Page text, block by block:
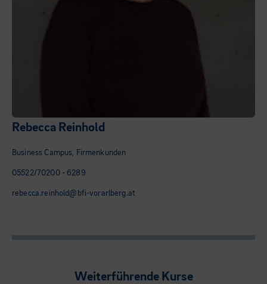
Rebecca Reinhold
Business Campus, Firmenkunden
05522/70200 - 6289
rebecca.reinhold@bfi-vorarlberg.at
Weiterführende Kurse